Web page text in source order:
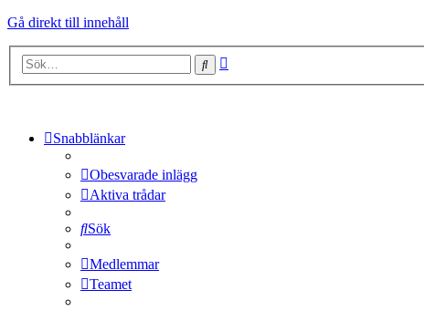
Gå direkt till innehåll
Sök
Snabblänkar
Obesvarade inlägg
Aktiva trådar
Sök
Medlemmar
Teamet